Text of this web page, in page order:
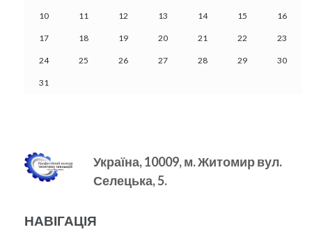
10 11 12 13 14 15 16
17 18 19 20 21 22 23
24 25 26 27 28 29 30
31
Україна, 10009, м.Житомир вул.
Селецька, 5.
НАВІГАЦІЯ